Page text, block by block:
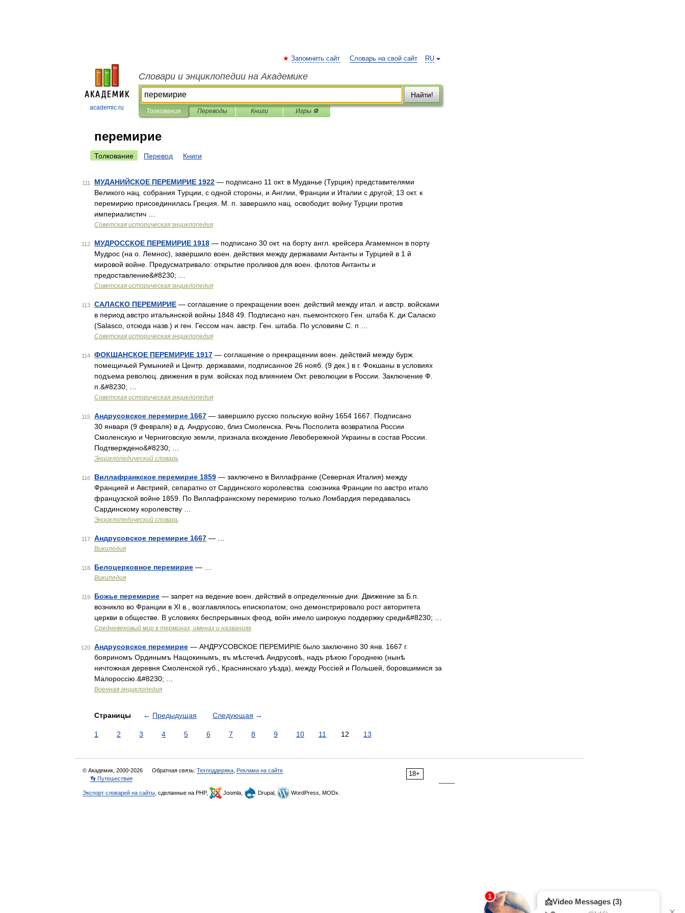
academic.ru
RU
Запомнить сайт Словарь на свой сайт
Словари и энциклопедии на Академике
Найти!
Толкования Переводы Книги Игры ⚽
перемирие
Толкование Перевод Книги
111 МУДАНИЙСКОЕ ПЕРЕМИРИЕ 1922 — подписано 11 окт. в Муданье (Турция) представителями
Великого нац. собрания Турции, с одной стороны, и Англии, Франции и Италии с другой; 13 окт. к
перемирию присоединилась Греция. М. п. завершило нац. освободит. войну Турции против
империалистич …
Советская историческая энциклопедия
112 МУДРОССКОЕ ПЕРЕМИРИЕ 1918 — подписано 30 окт. на борту англ. крейсера Агамемнон в порту
Мудрос (на о. Лемнос), завершило воен. действия между державами Антанты и Турцией в 1 й
мировой войне. Предусматривало: открытие проливов для воен. флотов Антанты и
предоставление&#8230; …
Советская историческая энциклопедия
113 САЛАСКО ПЕРЕМИРИЕ — соглашение о прекращении воен. действий между итал. и австр. войсками
в период австро итальянской войны 1848 49. Подписано нач. пьемонтского Ген. штаба К. ди Саласко
(Salasco, отсюда назв.) и ген. Гессом нач. австр. Ген. штаба. По условиям С. п …
Советская историческая энциклопедия
114 ФОКШАНСКОЕ ПЕРЕМИРИЕ 1917 — соглашение о прекращении воен. действий между бурж.
помещичьей Румынией и Центр. державами, подписанное 26 нояб. (9 дек.) в г. Фокшаны в условиях
подъема революц. движения в рум. войсках под влиянием Окт. революции в России. Заключение Ф.
п.&#8230; …
Советская историческая энциклопедия
115 Андрусовское перемирие 1667 — завершило русско польскую войну 1654 1667. Подписано
30 января (9 февраля) в д. Андрусово, близ Смоленска. Речь Посполита возвратила России
Смоленскую и Черниговскую земли, признала вхождение Левобережной Украины в состав России.
Подтверждено&#8230; …
Энциклопедический словарь
116 Виллафранкское перемирие 1859 — заключено в Виллафранке (Северная Италия) между
Францией и Австрией, сепаратно от Сардинского королевства союзника Франции по австро итало
французской войне 1859. По Виллафранкскому перемирию только Ломбардия передавалась
Сардинскому королевству …
Энциклопедический словарь
117 Андрусовское перемирие 1667 — …
Википедия
118 Белоцерковное перемирие — …
Википедия
119 Божье перемирие — запрет на ведение воен. действий в определенные дни. Движение за Б.п.
возникло во Франции в XI в., возглавлялось епископатом; оно демонстрировало рост авторитета
церкви в обществе. В условиях беспрерывных феод, войн имело широкую поддержку среди&#8230; …
Средневековый мир в терминах, именах и названиях
120 Андрусовское перемирие — АНДРУСОВСКОЕ ПЕРЕМИРІЕ было заключено 30 янв. 1667 г.
бояриномъ Ординымъ Нащокинымъ, въ мѣстечкѣ Андрусовѣ, надъ рѣкою Городнею (нынѣ
ничтожная деревня Смоленской губ., Краснинскаго уѣзда), между Россіей и Польшей, боровшимися за
Малороссію.&#8230; …
Военная энциклопедия
Страницы ← Предыдущая Следующая →
1 2 3 4 5 6 7 8 9 10 11 12 13
18+
© Академик, 2000-2026 Обратная связь: Техподдержка Реклама на сайте
👣 Путешествия
Экспорт словарей на сайты , сделанные на PHP, Joomla, Drupal, WordPress, MODx.